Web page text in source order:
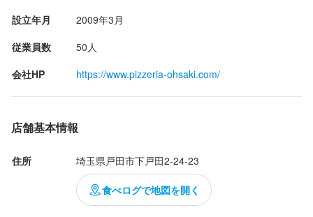
設立年月
2009年3月
従業員数
50人
会社HP
https://www.pizzeria-ohsaki.com/
店舗基本情報
住所 埼玉県戸田市下戸田2-24-23
食べログで地図を開く